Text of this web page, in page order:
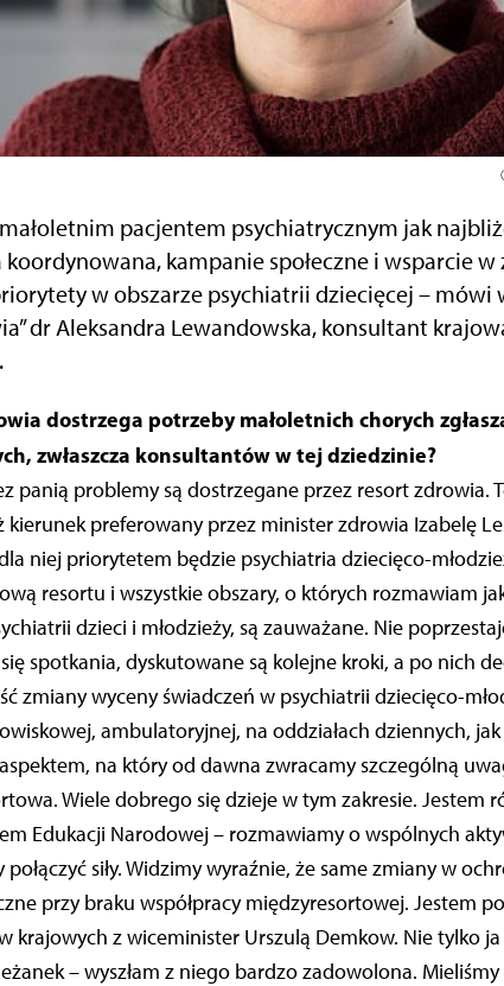
pacjentem psychiatrycznym jak
kampanie społeczne i wsparcie w
w obszarze psychiatrii dziecięcej – mówi
dr Aleksandra Lewandowska, konsultant
zwłaszcza konsultantów w tej dziedzinie?
panią problemy są dostrzegane przez resort zdrowia.
kierunek preferowany przez minister zdrowia Izabelę
niej priorytetem będzie psychiatria dziecięco-
resortu i wszystkie obszary, o których rozmawiam
dzieci i młodzieży, są zauważane. Nie
spotkania, dyskutowane są kolejne kroki, a po nich
zmiany wyceny świadczeń w psychiatrii dziecięco-
ambulatoryjnej, na oddziałach dziennych,
na który od dawna zwracamy szczególną
Wiele dobrego się dzieje w tym zakresie. Jestem
Edukacji Narodowej – rozmawiamy o wspólnych
połączyć siły. Widzimy wyraźnie, że same zmiany w
przy braku współpracy międzyresortowej. Jestem
krajowych z wiceminister Urszulą Demkow. Nie tylko ja
– wyszłam z niego bardzo zadowolona.